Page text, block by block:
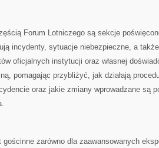
Forum Lotniczego są sekcje
incydenty, sytuacje niebezpieczne, a
oficjalnych instytucji oraz własnej
pomagając przybliżyć, jak działają
oraz jakie zmiany wprowadzane są
gościnne zarówno dla zaawansowanych